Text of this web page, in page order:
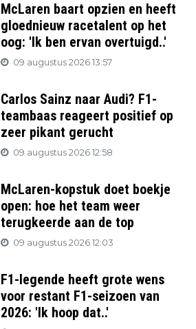
McLaren baart opzien en heeft
gloednieuw racetalent op het
oog: 'Ik ben ervan overtuigd..'
09 augustus 2026 13:57
Carlos Sainz naar Audi? F1-
teambaas reageert positief op
zeer pikant gerucht
09 augustus 2026 12:58
McLaren-kopstuk doet boekje
open: hoe het team weer
terugkeerde aan de top
09 augustus 2026 12:03
F1-legende heeft grote wens
voor restant F1-seizoen van
2026: 'Ik hoop dat..'